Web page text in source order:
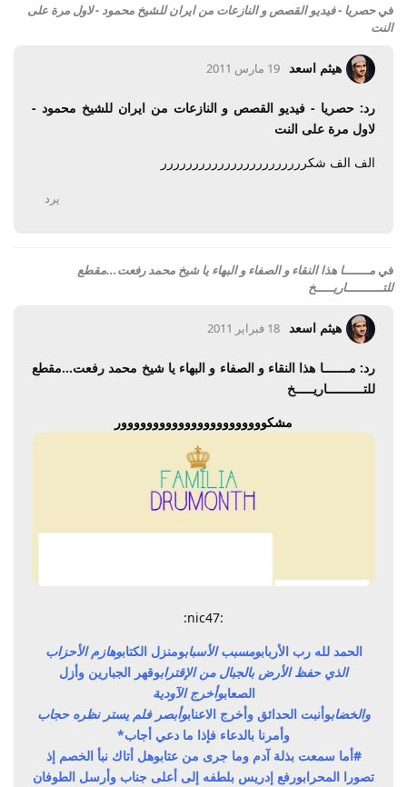
فيحصريا - فيديو القصص و النازعات من ايران للشيخ محمود - لاول مرة على
النت
هيثم اسعد 19 مارس 2011
رد: حصريا - فيديو القصص و النازعات من ايران للشيخ محمود -
لاول مرة على النت
الف الف شكررررررررررررررررررررررر
يرد
في مـــــــا هذا النقاء و الصفاء و البهاء يا شيخ محمد رفعت...مقطع
للتــــــــــاريـــــخ
هيثم اسعد 18 فبراير 2011
رد: مـــــــا هذا النقاء و الصفاء و البهاء يا شيخ محمد رفعت...مقطع
للتــــــــــاريـــــخ
مشكووووووووووووووووووووووور
:nic47:
الحمد لله رب الأربابومسبب الأسبابومنزل الكتابوهازم الأحزاب
الذي حفظ الأرض بالجبال من الإقترابوقهر الجبارين وأزل
الصعابوأخرج الآودية
والخضابوأنبت الحدائق وأخرج الاعنابوأبصر فلم يستر نظره حجاب
وأمرنا بالدعاء فإذا ما دعي أجاب*
#أما سمعت بذلة آدم وما جرى من عتابوهل أتاك نبأ الخصم إذ
تصورا المحرابورفع إدريس بلطفه إلى أعلى جناب وأرسل الطوفان